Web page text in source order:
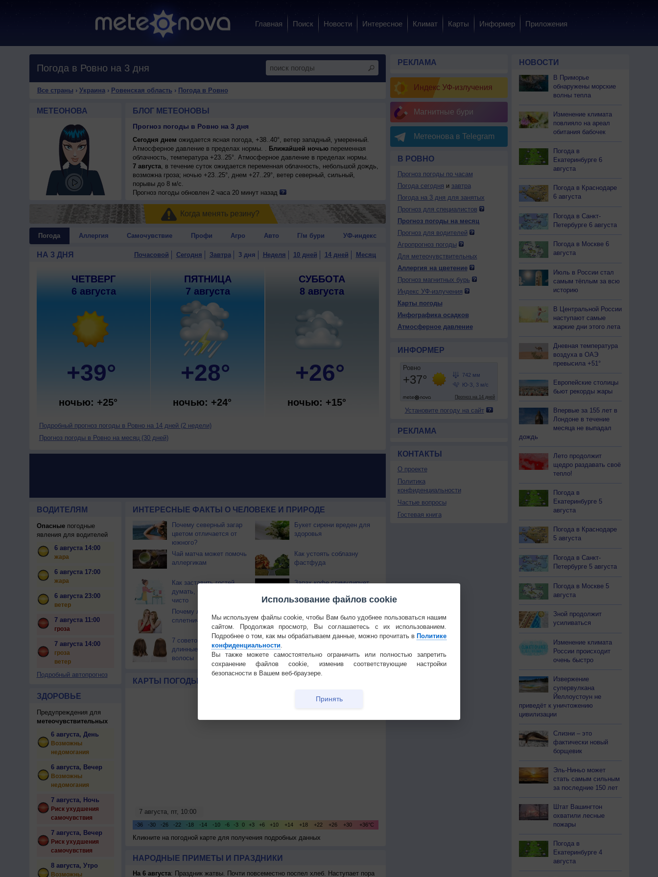
Главная Поиск Новости Интересное Климат Карты Информер Приложения
Погода в Ровно на 3 дня
Все страны › Украина› Ровенская область › Погода в Ровно
МЕТЕОНОВА БЛОГ МЕТЕОНОВЫ
Прогноз погоды в Ровно на 3 дня
Сегодня днем ожидается ясная погода, +38..40°, ветер западный, умеренный.
Атмосферное давление в пределах нормы. . Ближайшей ночьюпеременная
облачность, температура +23..25°. Атмосферное давление в пределах нормы.
7 августа, в течение суток ожидается переменная облачность, небольшой дождь,
возможна гроза; ночью +23..25°, днем +27..29°, ветер северный, сильный,
порывы до 8 м/с.
Прогноз погоды обновлен 2 часа 20 минут назад
Когда менять резинy?
Погода Аллергия Самочувствие Профи Агро Авто Г/м бури УФ-индекс
НА 3 ДНЯ Почасовой Сегодня Завтра 3 дня Неделя 10 дней 14 дней Месяц
ЧЕТВЕРГ
6 августа
+39°
ночью: +25°
ПЯТНИЦА
7 августа
+28°
ночью: +24°
СУББОТА
8 августа
+26°
ночью: +15°
Подробный прогноз погоды в Ровно на 14 дней (2 недели)
Прогноз погоды в Ровно на месяц (30 дней)
ВОДИТЕЛЯМ
Опасныепогодные
явления для водителей
6 августа 14:00
жара
6 августа 17:00
жара
6 августа 23:00
ветер
7 августа 11:00
гроза
7 августа 14:00
гроза
ветер
Подробный автопрогноз
ЗДОРОВЬЕ
Предупреждения для
метеочувствительных
6 августа, День
Возможны
недомогания
6 августа, Вечер
Возможны
недомогания
7 августа, Ночь
Риск ухудшения
самочувствия
7 августа, Вечер
Риск ухудшения
самочувствия
8 августа, Утро
Возможны
ИНТЕРЕСНЫЕ ФАКТЫ О ЧЕЛОВЕКЕ И ПРИРОДЕ
Почему северный загар
цветом отличается от
южного?
Букет сирени вреден для
здоровья
Чай матча может помочь
аллергикам
Как устоять соблазну
фастфуда
Как заставить гостей
думать, что у вас дома
чисто
Запах кофе стимулирует
Почему люди
сплетничают?
употребляем?
7 советов как отрастить
длинные и блестящие
волосы
Скучать полезно, если
КАРТЫ ПОГОДЫ
Кликните на погодной карте для получения подробных данных
НАРОДНЫЕ ПРИМЕТЫ И ПРАЗДНИКИ
На 6 августа: Праздник жатвы. Почти повсеместно поспел хлеб. Наступает пора
РЕКЛАМА
Индекс УФ-излучения
Магнитные бури
Метеонова в Telegram
В РОВНО
Прогноз погоды по часам
Погода сегодня и завтра
Погода на 3 дня для занятых
Прогноз для специалистов
Прогноз погоды на месяц
Прогноз для водителей
Агропрогноз погоды
Для метеочувствительных
Аллергия на цветение
Прогноз магнитных бурь
Индекс УФ-излучения
Карты погоды
Инфографика осадков
Атмосферное давление
ИНФОРМЕР
Установите погоду на сайт
РЕКЛАМА
КОНТАКТЫ
О проекте
Политика
конфиденциальности
Частые вопросы
Гостевая книга
НОВОСТИ
В Приморье
обнаружены морские
волны тепла
Изменение климата
повлияло на ареал
обитания бабочек
Погода в
Екатеринбурге 6
августа
Погода в Краснодаре
6 августа
Погода в Санкт-
Петербурге 6 августа
Погода в Москве 6
августа
Июль в России стал
самым тёплым за всю
историю
В Центральной России
наступают самые
жаркие дни этого лета
Дневная температура
воздуха в ОАЭ
превысила +51°
Европейские столицы
бьют рекорды жары
Впервые за 155 лет в
Лондоне в течение
месяца не выпадал
дождь
Лето продолжит
щедро раздавать своё
тепло!
Погода в
Екатеринбурге 5
августа
Погода в Краснодаре
5 августа
Погода в Санкт-
Петербурге 5 августа
Погода в Москве 5
августа
Зной продолжит
усиливаться
Изменение климата
России происходит
очень быстро
Извержение
супервулкана
Йеллоустоун не
приведёт к уничтожению
цивилизации
Слизни – это
фактически новый
борщевик
Эль-Ниньо может
стать самым сильным
за последние 150 лет
Штат Вашингтон
охватили лесные
пожары
Погода в
Екатеринбурге 4
августа
Использование файлов cookie
Мы используем файлы cookie, чтобы Вам было удобнее пользоваться нашим
сайтом. Продолжая просмотр, Вы соглашаетесь с их использованием.
Подробнее о том, как мы обрабатываем данные, можно прочитать в Политике
конфиденциальности
Вы также можете самостоятельно ограничить или полностью запретить
сохранение файлов cookie, изменив соответствующие настройки
безопасности в Вашем веб-браузере.
Принять